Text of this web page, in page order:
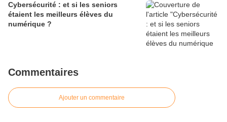
Cybersécurité : et si les seniors
étaient les meilleurs élèves du
numérique ?
Commentaires
Ajouter un commentaire